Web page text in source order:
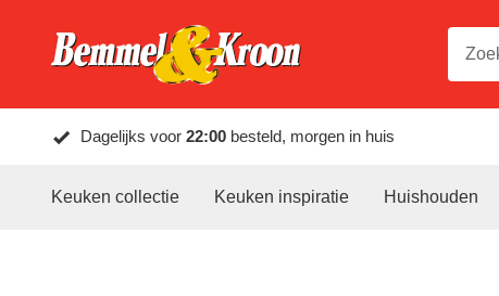
Dagelijks voor 22:00 besteld, morgen in huis
Keuken collectie Keuken inspiratie Huishouden